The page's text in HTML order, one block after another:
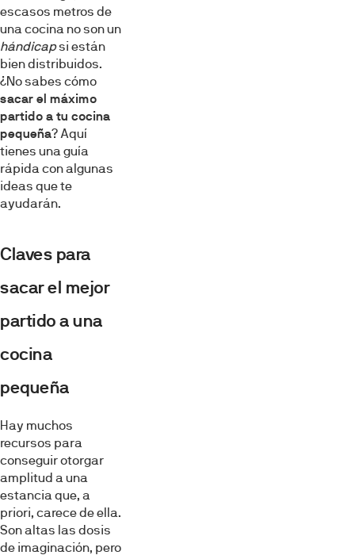
escasos metros de
una cocina no son un
hándicapsi están
bien distribuidos.
¿No sabes cómo
sacar el máximo
partido a tu cocina
pequeña? Aquí
tienes una guía
rápida con algunas
ideas que te
ayudarán.
Claves para
sacar el mejor
partido a una
cocina
pequeña
Hay muchos
recursos para
conseguir otorgar
amplitud a una
estancia que, a
priori, carece de ella.
Son altas las dosis
de imaginación, pero